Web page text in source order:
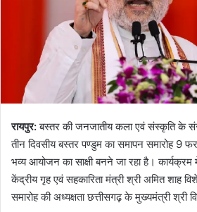
रायपुर:बस्तर की जनजातीय कला एवं संस्कृति के
तीन दिवसीय बस्तर पण्डुम का समापन समारोह 9
भव्य आयोजन का साक्षी बनने जा रहा है।
केंद्रीय गृह एवं सहकारिता मंत्री श्री अमित शाह
समारोह की अध्यक्षता छत्तीसगढ़ के मुख्यमंत्री श्री